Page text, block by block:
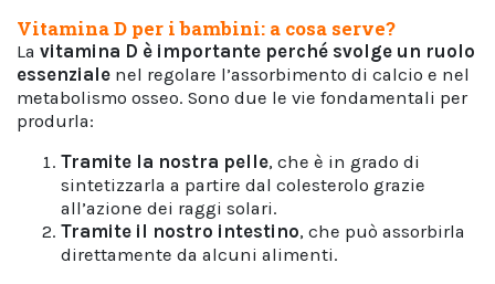
Vitamina D per i bambini: a cosa serve?
La vitamina D è importante perché svolge un ruolo
essenziale nel regolare l’assorbimento di calcio e nel
metabolismo osseo. Sono due le vie fondamentali per
produrla:
Tramite la nostra pelle, che è in grado di
sintetizzarla a partire dal colesterolo grazie
all’azione dei raggi solari.
Tramite il nostro intestino, che può assorbirla
direttamente da alcuni alimenti.